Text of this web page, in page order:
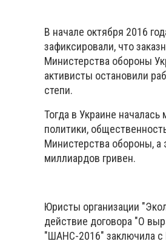
В начале октября 2016
зафиксировали, что
Министерства обороны
активисты остановили
степи.
Тогда в Украине
политики,
Министерства обороны, а
миллиардов гривен.
Юристы организации
действие договора "О
"ШАНС-2016" заключила с